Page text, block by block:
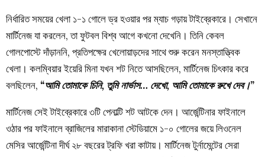
নির্ধারিত সময়ের খেলা ১-১ গোলে ড্র হওয়ার পর ম্যাচ গড়ায় টাইব্রেকারে। সেখানে
মার্টিনেজ যা করলেন, তা ফুটবল বিশ্ব আগে কখনো দেখেনি। তিনি কেবল
গোলপোস্টে দাঁড়াননি, প্রতিপক্ষের খেলোয়াড়দের সাথে শুরু করেন মনস্তাত্ত্বিক
খেলা। কলম্বিয়ার ইয়েরি মিনা যখন শট নিতে আসছিলেন, মার্টিনেজ চিৎকার করে
বলছিলেন, “আমি তোমাকে চিনি, তুমি নার্ভাস… দেখো, আমি তোমাকে রুখে দেব।”
মার্টিনেজ সেই টাইব্রেকারে ৩টি পেনাল্টি শট আটকে দেন। আর্জেন্টিনার ফাইনালে
ওঠার পর ফাইনালে ব্রাজিলের মারাকানা স্টেডিয়ামে ১-০ গোলের জয়ে লিওনেল
মেসির আর্জেন্টিনা দীর্ঘ ২৮ বছরের ট্রফি খরা কাটায়। মার্টিনেজ টুর্নামেন্টের সেরা